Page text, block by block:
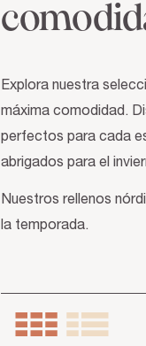
Explora nuestra
máxima comodidad.
perfectos para cada
abrigados para el
Nuestros rellenos
la temporada.